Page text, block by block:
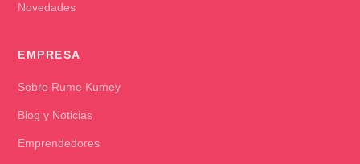
Novedades
EMPRESA
Sobre Rume Kumey
Blog y Noticias
Emprendedores